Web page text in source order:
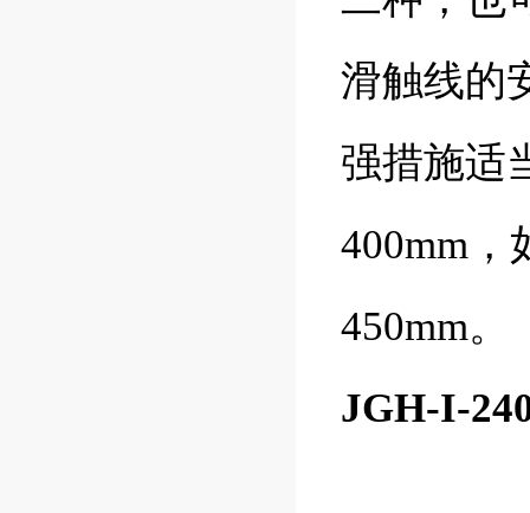
滑触线的
强措施适
400mm
450mm。
JGH-I-